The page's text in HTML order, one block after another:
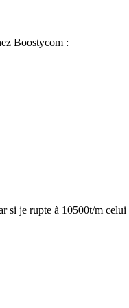
Boostycom :
si je rupte à 10500t/m